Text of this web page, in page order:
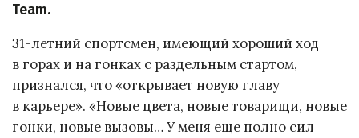
Team.
31-летний спортсмен, имеющий хороший ход
в горах и на гонках с раздельным стартом,
признался, что «открывает новую главу
в карьере». «Новые цвета, новые товарищи, новые
гонки, новые вызовы… У меня еще полно сил